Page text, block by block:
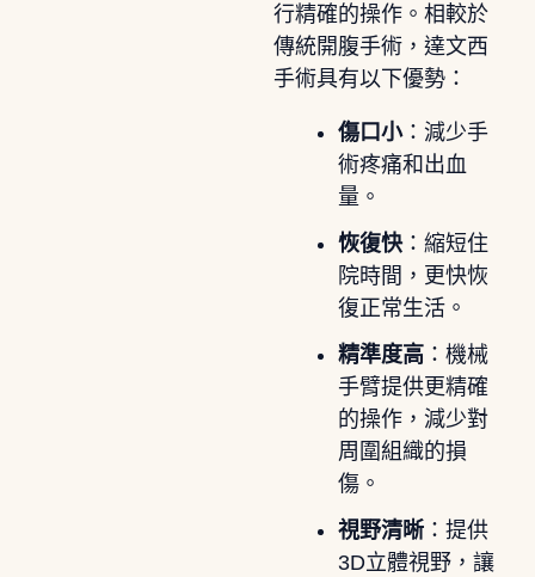
行精確的操作。相較於
傳統開腹手術，達文西
手術具有以下優勢：
傷口小：減少手
術疼痛和出血
量。
恢復快：縮短住
院時間，更快恢
復正常生活。
精準度高：機械
手臂提供更精確
的操作，減少對
周圍組織的損
傷。
視野清晰：提供
3D立體視野，讓